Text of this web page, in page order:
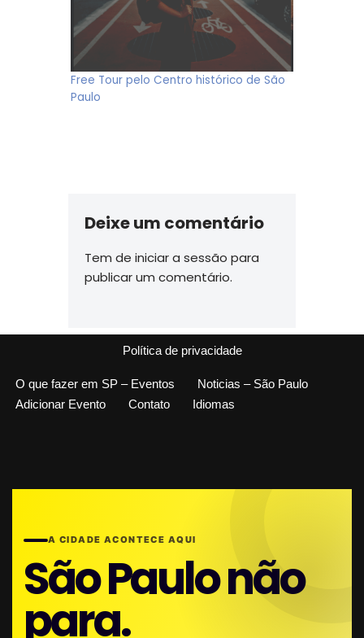
Free Tour pelo Centro histórico de São
Paulo
Deixe um comentário
Tem de iniciar a sessão para
publicar um comentário.
Política de privacidade
O que fazer em SP – Eventos
Noticias – São Paulo
Adicionar Evento
Contato Idiomas
A CIDADE ACONTECE AQUI
São Paulo não
para.